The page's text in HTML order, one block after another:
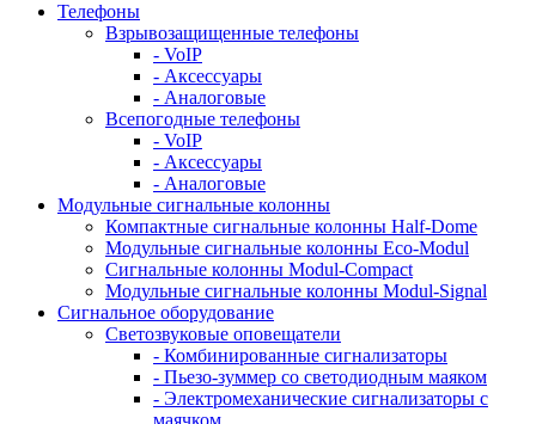
Телефоны
Взрывозащищенные телефоны
- VoIP
- Аксессуары
- Аналоговые
Всепогодные телефоны
- VoIP
- Аксессуары
- Аналоговые
Модульные сигнальные колонны
Компактные сигнальные колонны Half-Dome
Модульные сигнальные колонны Eco-Modul
Сигнальные колонны Modul-Compact
Модульные сигнальные колонны Modul-Signal
Сигнальное оборудование
Светозвуковые оповещатели
- Комбинированные сигнализаторы
- Пьезо-зуммер со светодиодным маяком
- Электромеханические сигнализаторы с
маячком